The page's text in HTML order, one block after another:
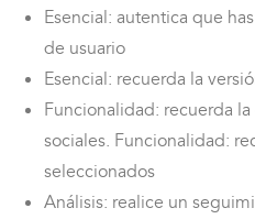
Esencial: autentica que
de usuario
Esencial: recuerda la
Funcionalidad: recuerda
sociales. Funcionalidad:
seleccionados
Análisis: realice un